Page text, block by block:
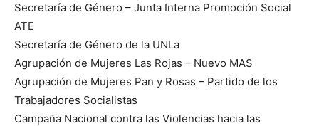
Secretaría de Género – Junta Interna Promoción Social
ATE
Secretaría de Género de la UNLa
Agrupación de Mujeres Las Rojas – Nuevo MAS
Agrupación de Mujeres Pan y Rosas – Partido de los
Trabajadores Socialistas
Campaña Nacional contra las Violencias hacia las